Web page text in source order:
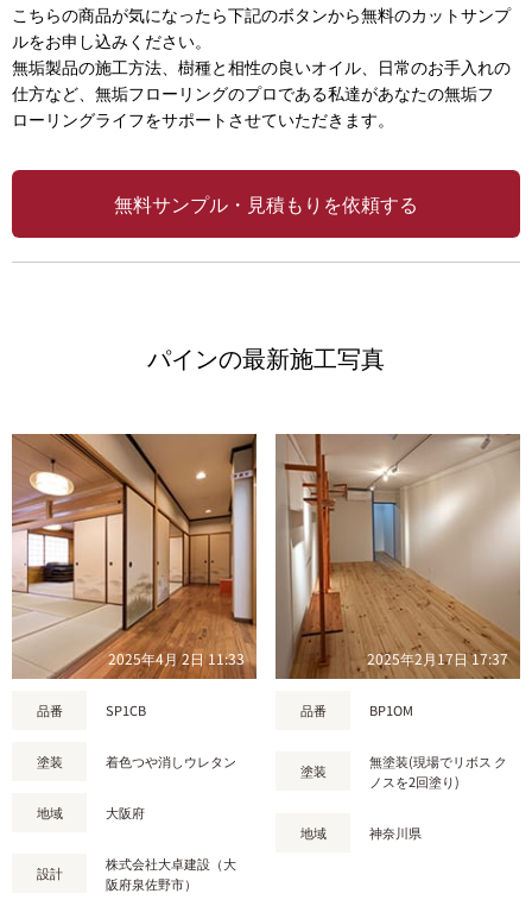
こちらの商品が気になったら下記のボタンから無料のカットサンプ
ルをお申し込みください。
無垢製品の施工方法、樹種と相性の良いオイル、日常のお手入れの
仕方など、無垢フローリングのプロである私達があなたの無垢フ
ローリングライフをサポートさせていただきます。
無料サンプル・見積もりを依頼する
パインの最新施工写真
2025年4月 2日 11:33
品番 SP1CB
塗装 着色つや消しウレタン
地域 大阪府
設計
株式会社大卓建設（大
阪府泉佐野市）
2025年2月17日 17:37
品番 BP1OM
塗装
無塗装(現場でリボス ク
ノスを2回塗り)
地域 神奈川県